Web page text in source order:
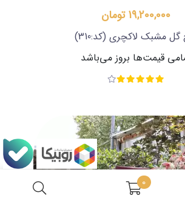
0
19,200,000 تومان
گل مشبک لاکچری (کد:310)
قیمت‌ها بروز می‌باشد